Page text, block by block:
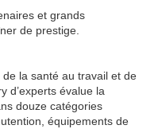
et grands
de prestige.
la santé au travail et de
d’experts évalue la
douze catégories
équipements de